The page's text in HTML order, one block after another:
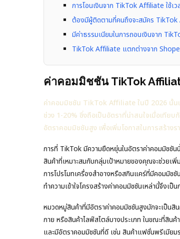
การโอนเงินจาก TikTok Affiliate ใช้เ
ต้องมีผู้ติดตามกี่คนถึงจะสมัคร TikTok
มีค่าธรรมเนียมในการถอนเงินจาก
TikTok Affiliate แตกต่างจาก
ค่าคอมมิชชัน TikTok
ค่าคอมมิชชัน TikTok Affiliate ในปี 2026 นั้น
ช่วง 1-20% ซึ่งถือเป็นอัตราที่น่าสนใจเมื่อเที
อัตราคอมมิชชันสูง เพื่อเพิ่มโอกาสในการสร้าง
การที่ TikTok มีความยืดหยุ่นในอัตราค่าคอมมิชชัน
สินค้าที่เหมาะสมกับกลุ่มเป้าหมายของคุณจะช่วย
การโปรโมทเครื่องสำอางหรือสกินแคร์ที่มีคอมมิช
ทำความเข้าใจโครงสร้างค่าคอมมิชชันเหล่านี้จึง
หมวดหมู่สินค้าที่มีอัตราค่าคอมมิชชันสูงมักจะเป็นสิ
กาย หรือสินค้าไลฟ์สไตล์บางประเภท ในขณะที่สิน
และมีอัตราคอมมิชชันที่ดี เช่น สินค้าแฟชั่นพรีเมีย